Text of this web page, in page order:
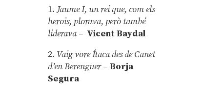
1.Jaume I, un rei que, com els
herois, plorava, però també
liderava – Vicent Baydal
2. Vaig vore Ítaca des de Canet
d’en Berenguer–Borja
Segura